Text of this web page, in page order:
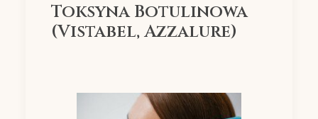
Toksyna Botulinowa
(Vistabel, Azzalure)